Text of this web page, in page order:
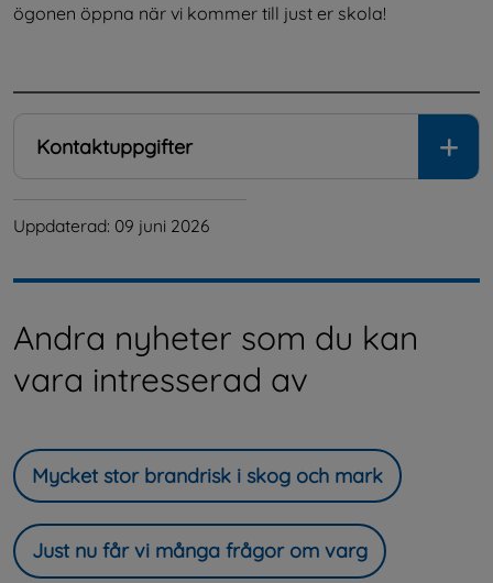
ögonen öppna när vi kommer till just er skola!
Kontaktuppgifter
Uppdaterad: 09 juni 2026
Andra nyheter som du kan
vara intresserad av
Mycket stor brandrisk i skog och mark
Just nu får vi många frågor om varg